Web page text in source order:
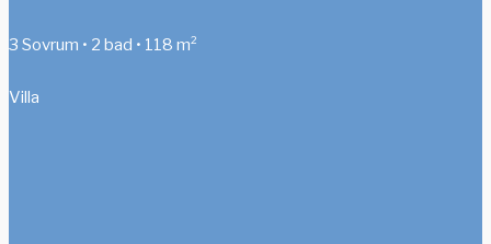
3 Sovrum • 2 bad • 118 m²
Villa